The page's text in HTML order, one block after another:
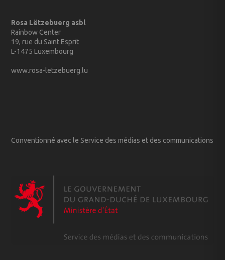
Rosa Lëtzebuerg asbl
Rainbow Center
19, rue du Saint Esprit
L-1475 Luxembourg
www.rosa-letzebuerg.lu
Conventionné avec le Service des médias et des communications